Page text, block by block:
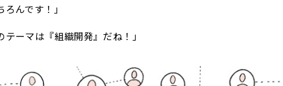
ろんです！」
テーマは『組織開発』だね！」